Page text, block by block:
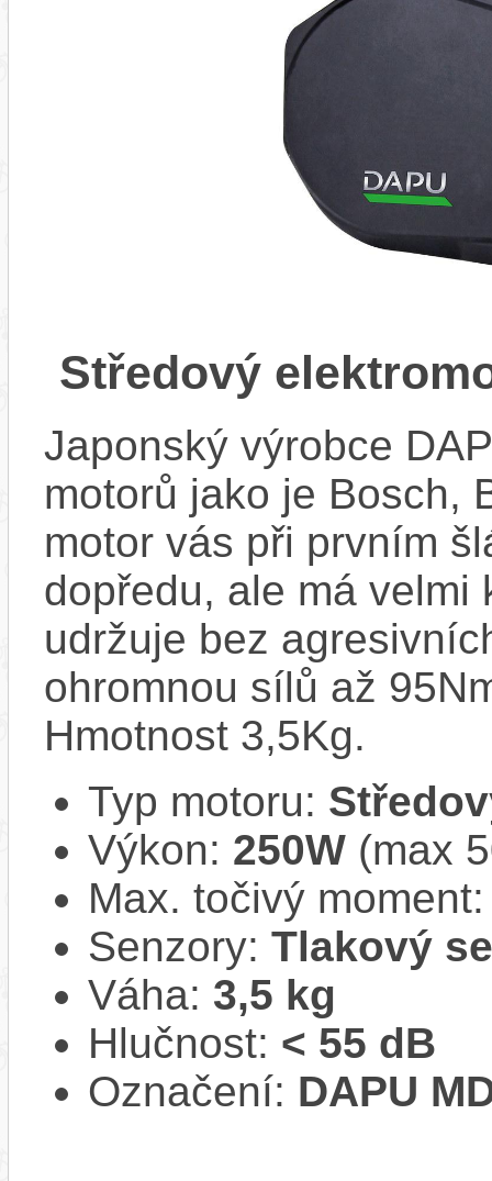
Středový
Japonský výrobce
motorů jako je Bosch,
motor vás při prvním
dopředu, ale má velmi
udržuje bez
ohromnou sílů až
Hmotnost 3,5Kg.
Typ motoru:
Výkon: 250W (max
Max. točivý
Senzory: Tlakový
Váha: 3,5 kg
Hlučnost: < 55 dB
Označení: DAPU